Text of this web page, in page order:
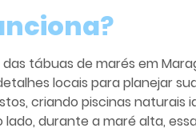
?
tábuas de marés em
locais para planejar
criando piscinas naturais
lado, durante a maré alta,